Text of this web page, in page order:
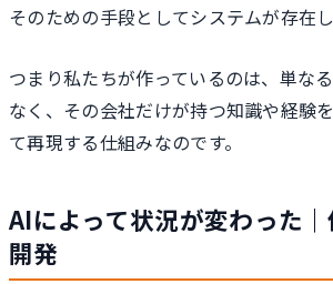
そのための手段としてシステムが存在し
つまり私たちが作っているのは、単な
なく、その会社だけが持つ知識や経験
て再現する仕組みなのです。
AIによって状況が変わった
開発